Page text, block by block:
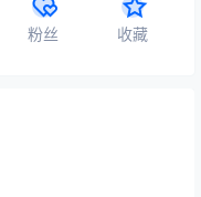
粉丝 收藏